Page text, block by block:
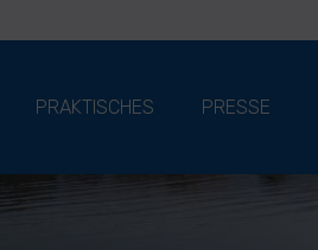
PRAKTISCHES PRESSE